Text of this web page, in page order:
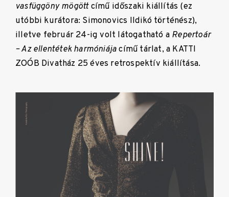
vasfüggöny mögöttcímű időszaki kiállítás (ez
utóbbi kurátora: Simonovics Ildikó történész),
illetve február 24-ig volt látogatható a Repertoár
– Az ellentétek harmóniájacímű tárlat, a KATTI
ZOÓB Divatház 25 éves retrospektív kiállítása.